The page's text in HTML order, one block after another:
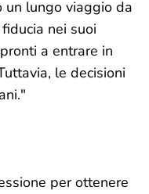
un lungo viaggio da
nei suoi
a entrare in
le decisioni
per ottenere